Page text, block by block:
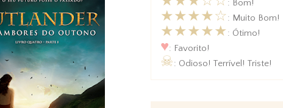
: Bom!
★★★★☆: Muito Bom!
★★★★★: Ótimo!
♥: Favorito!
☠: Odioso! Terrível! Triste!